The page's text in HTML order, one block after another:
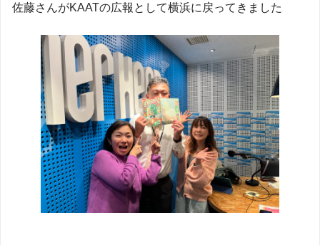
佐藤さんがKAATの広報として横浜に戻ってきました